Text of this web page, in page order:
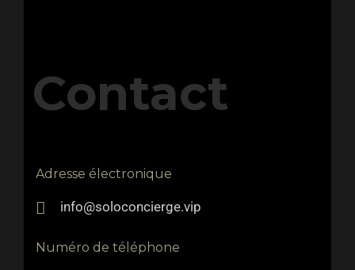
Contact
Adresse électronique
info@soloconcierge.vip
Numéro de téléphone